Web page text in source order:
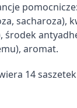
sacharoza),
środek
aromat.
14